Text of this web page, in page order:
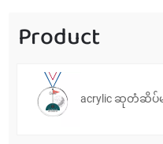
Product
acrylic ဆုတံဆိပ်မ